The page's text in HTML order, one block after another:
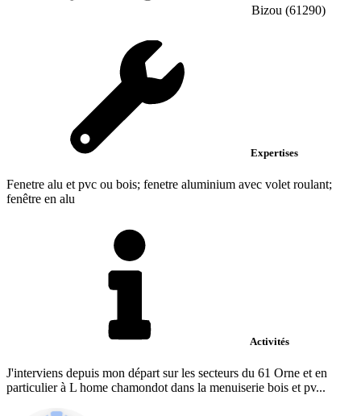
Bizou (61290)
Expertises
Fenetre alu et pvc ou bois; fenetre aluminium avec volet roulant;
fenêtre en alu
Activités
J'interviens depuis mon départ sur les secteurs du 61 Orne et en
particulier à L home chamondot dans la menuiserie bois et pv...